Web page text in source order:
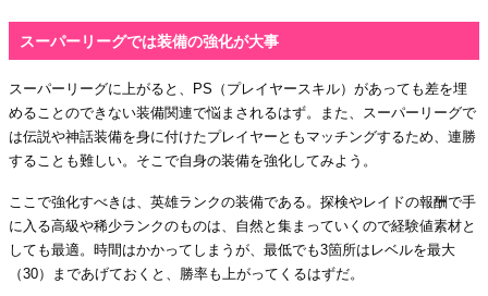
スーパーリーグでは装備の強化が大事
スーパーリーグに上がると、PS（プレイヤースキル）があっても差を埋
めることのできない装備関連で悩まされるはず。また、スーパーリーグで
は伝説や神話装備を身に付けたプレイヤーともマッチングするため、連勝
することも難しい。そこで自身の装備を強化してみよう。
ここで強化すべきは、英雄ランクの装備である。探検やレイドの報酬で手
に入る高級や稀少ランクのものは、自然と集まっていくので経験値素材と
しても最適。時間はかかってしまうが、最低でも3箇所はレベルを最大
（30）まであげておくと、勝率も上がってくるはずだ。